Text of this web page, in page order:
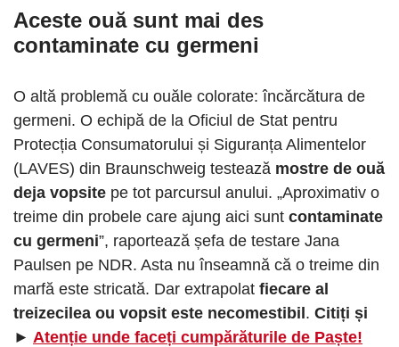
Aceste ouă sunt mai des
contaminate cu germeni
O altă problemă cu ouăle colorate: încărcătura de
germeni. O echipă de la Oficiul de Stat pentru
Protecția Consumatorului și Siguranța Alimentelor
(LAVES) din Braunschweig testează mostre de ouă
deja vopsite pe tot parcursul anului. „Aproximativ o
treime din probele care ajung aici sunt contaminate
cu germeni”, raportează șefa de testare Jana
Paulsen pe NDR. Asta nu înseamnă că o treime din
marfă este stricată. Dar extrapolat fiecare al
treizecilea ou vopsit este necomestibil. Citiți și
► Atenție unde faceți cumpărăturile de Paște!